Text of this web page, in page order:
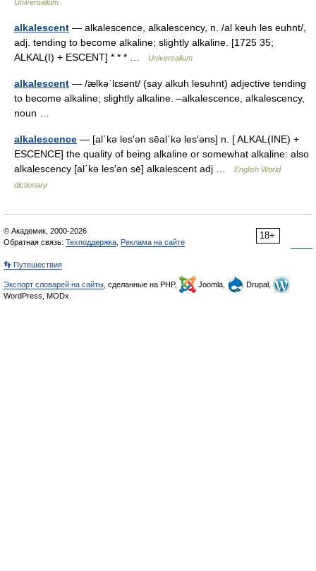
Universalium
alkalescent — alkalescence, alkalescency, n. /al keuh les euhnt/,
adj. tending to become alkaline; slightly alkaline. [1725 35;
ALKAL(I) + ESCENT] * * * …
Universalium
alkalescent — /ælkəˈlɛsənt/ (say alkuh lesuhnt) adjective tending
to become alkaline; slightly alkaline. –alkalescence, alkalescency,
noun …
alkalescence — [al΄kə les′ən sēal΄kə les′əns] n. [ ALKAL(INE) +
ESCENCE] the quality of being alkaline or somewhat alkaline: also
alkalescency [al΄kə les′ən sē] alkalescent adj …
English World
dictionary
18+
© Академик, 2000-2026
Обратная связь: Техподдержка Реклама на сайте
👣 Путешествия
Экспорт словарей на сайты , сделанные на PHP, Joomla,
Drupal,
WordPress, MODx.